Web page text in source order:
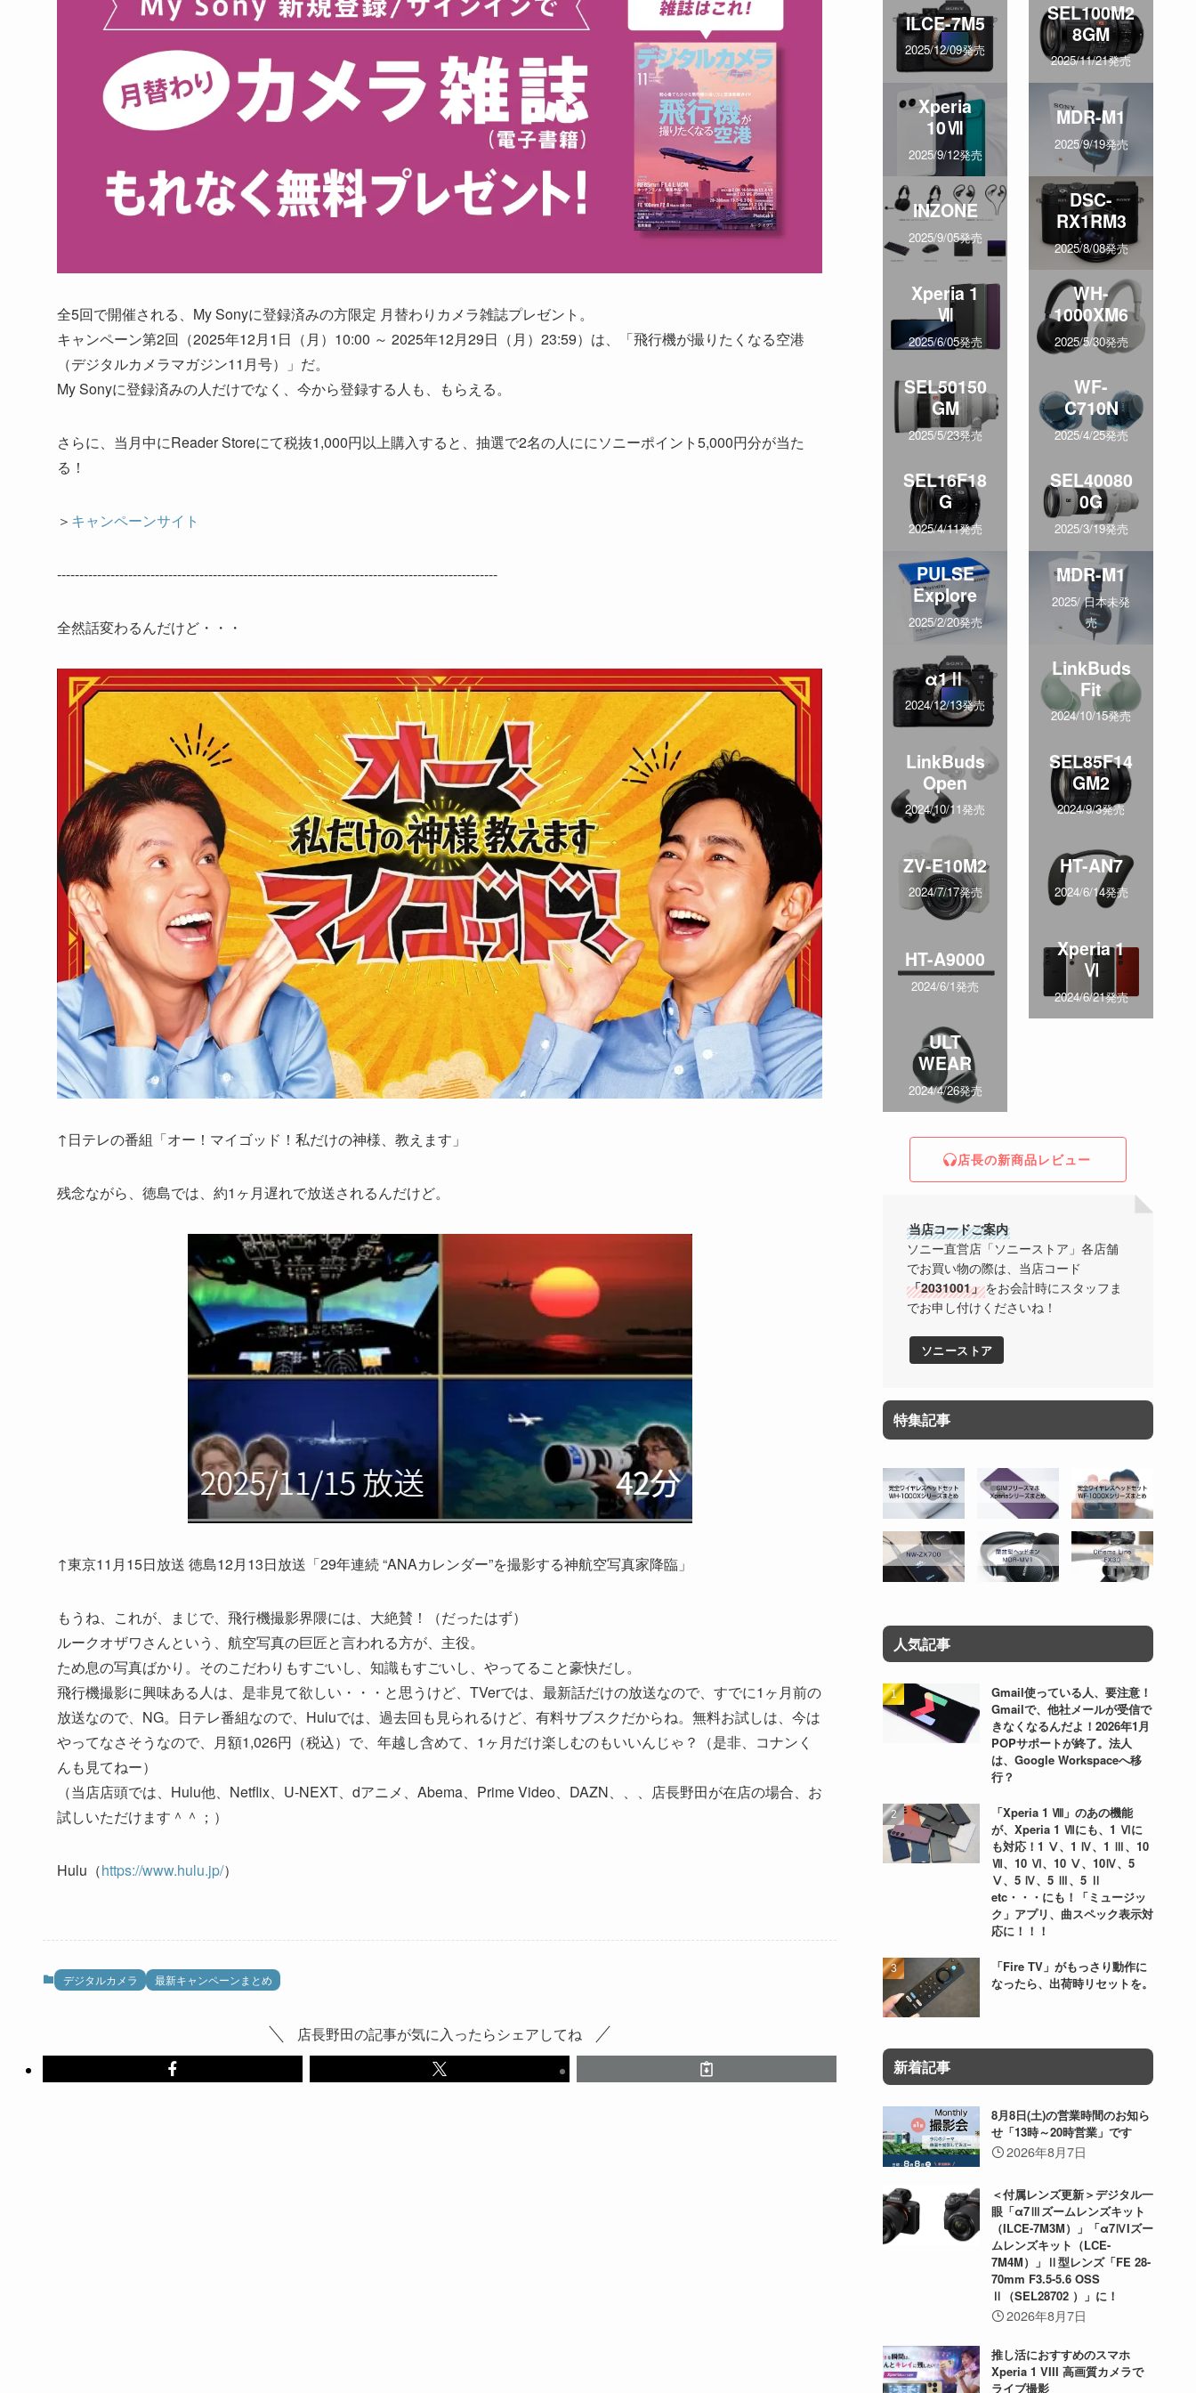
全5回で開催される、My Sonyに登録済みの方限定 月替わりカメラ雑誌プレゼント。
キャンペーン第2回（2025年12月1日（月）10:00 ～ 2025年12月29日（月）23:59）は、「飛行機が撮りたくなる空港
（デジタルカメラマガジン11月号）」だ。
My Sonyに登録済みの人だけでなく、今から登録する人も、もらえる。
さらに、当月中にReader Storeにて税抜1,000円以上購入すると、抽選で2名の人ににソニーポイント5,000円分が当た
る！
＞ キャンペーンサイト
---------------------------------------------------------------------------------------------------
全然話変わるんだけど・・・
↑日テレの番組「オー！マイゴッド！私だけの神様、教えます」
残念ながら、徳島では、約1ヶ月遅れで放送されるんだけど。
↑東京11月15日放送 徳島12月13日放送「29年連続 “ANAカレンダー”を撮影する神航空写真家降臨」
もうね、これが、まじで、飛行機撮影界隈には、大絶賛！（だったはず）
ルークオザワさんという、航空写真の巨匠と言われる方が、主役。
ため息の写真ばかり。そのこだわりもすごいし、知識もすごいし、やってること豪快だし。
飛行機撮影に興味ある人は、是非見て欲しい・・・と思うけど、TVerでは、最新話だけの放送なので、すでに1ヶ月前の
放送なので、NG。日テレ番組なので、Huluでは、過去回も見られるけど、有料サブスクだからね。無料お試しは、今は
やってなさそうなので、月額1,026円（税込）で、年越し含めて、1ヶ月だけ楽しむのもいいんじゃ？（是非、コナンく
んも見てねー）
（当店店頭では、Hulu他、Netflix、U-NEXT、dアニメ、Abema、Prime Video、DAZN、、、店長野田が在店の場合、お
試しいただけます＾＾；）
Hulu（https://www.hulu.jp/）
デジタルカメラ 最新キャンペーンまとめ
店長野田の記事が気に入ったらシェアしてね
ILCE-7M5
2025/12/09発売
SEL100M2
8GM
2025/11/21発売
Xperia
10Ⅶ
2025/9/12発売
MDR-M1
2025/9/19発売
INZONE
2025/9/05発売
DSC-
RX1RM3
2025/8/08発売
Xperia 1
Ⅶ
2025/6/05発売
WH-
1000XM6
2025/5/30発売
SEL50150
GM
2025/5/23発売
WF-
C710N
2025/4/25発売
SEL16F18
G
2025/4/11発売
SEL40080
0G
2025/3/19発売
PULSE
Explore
2025/2/20発売
MDR-M1
2025/ 日本未発
売
α1Ⅱ
2024/12/13発売
LinkBuds
Fit
2024/10/15発売
LinkBuds
Open
2024/10/11発売
SEL85F14
GM2
2024/9/3発売
ZV-E10M2
2024/7/17発売
HT-AN7
2024/6/14発売
HT-A9000
2024/6/1発売
Xperia 1
Ⅵ
2024/6/21発売
ULT
WEAR
2024/4/26発売
店長の新商品レビュー
当店コードご案内
ソニー直営店「ソニーストア」各店舗
でお買い物の際は、当店コード
「2031001」をお会計時にスタッフま
でお申し付けくださいね！
ソニーストア
特集記事
人気記事
Gmail使っている人、要注意！
Gmailで、他社メールが受信で
きなくなるんだよ！2026年1月
POPサポートが終了。法人
は、Google Workspaceへ移
行？
「Xperia 1 Ⅷ」のあの機能
が、Xperia 1 Ⅶにも、1 Ⅵに
も対応！1 Ⅴ、1 Ⅳ、1 Ⅲ、10
Ⅶ、10 Ⅵ、10 Ⅴ、10Ⅳ、5
Ⅴ、5 Ⅳ、5 Ⅲ、5 Ⅱ
etc・・・にも！「ミュージッ
ク」アプリ、曲スペック表示対
応に！！！
「Fire TV」がもっさり動作に
なったら、出荷時リセットを。
新着記事
8月8日(土)の営業時間のお知ら
せ「13時～20時営業」です
2026年8月7日
＜付属レンズ更新＞デジタル一
眼「α7Ⅲズームレンズキット
（ILCE-7M3M）」「α7ⅣIズー
ムレンズキット（LCE-
7M4M）」Ⅱ型レンズ「FE 28-
70mm F3.5-5.6 OSS
Ⅱ（SEL28702 ）」に！
2026年8月7日
推し活におすすめのスマホ
Xperia 1 VIII 高画質カメラで
ライブ撮影